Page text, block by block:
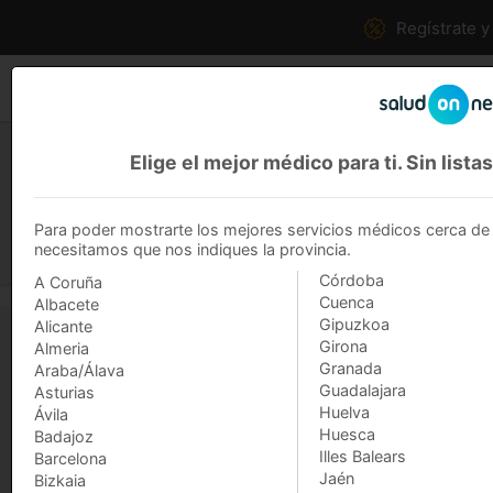
Regístrate y
Comprar Servicios
Todas las especialidades
Más de 4.000 clínicas privadas a tu
disposición
La zona en la que estás
Si sigues sin encontrar lo que buscas,
Elige el mejor médico para ti. Sin
Para poder mostrarte los mejores servicios médicos cerca
necesitamos que nos indiques la provincia.
A Coruña
Albacete
Alicante
Almeria
Araba/Álava
Asturias
Ávila
Badajoz
Barcelona
Bizkaia
Córdoba
Cuenca
Gipuzkoa
Girona
Granada
Guadalajara
Huelva
Huesca
Illes Balears
Jaén